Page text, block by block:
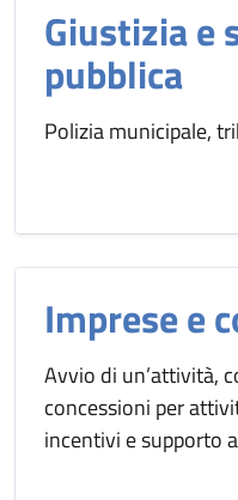
Giustizia e
pubblica
Polizia municipale,
Imprese e
Avvio di un’attività,
concessioni per
incentivi e supporto